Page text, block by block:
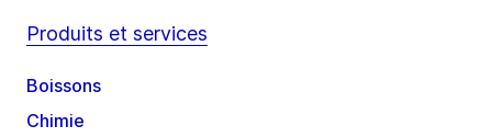
Produits et services
Boissons
Chimie